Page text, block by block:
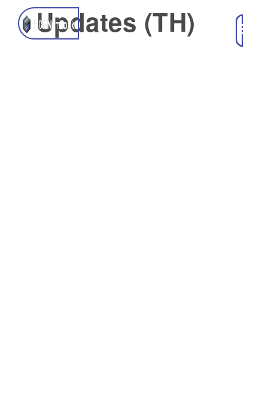
Updates (TH)